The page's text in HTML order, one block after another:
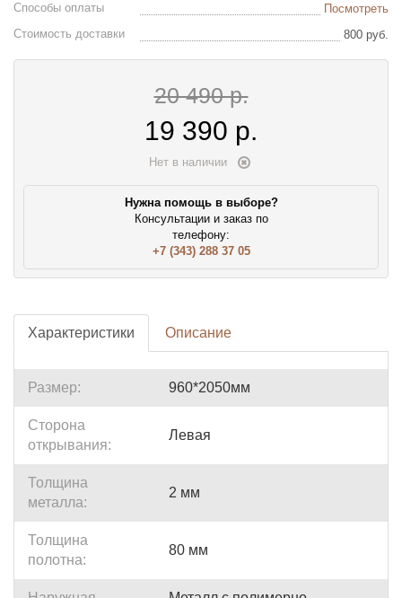
Способы оплаты
Посмотреть
Стоимость доставки
800 руб.
20 490 р.
19 390 р.
Нет в наличии
Нужна помощь в выборе?
Консультации и заказ по
телефону:
+7 (343) 288 37 05
Характеристики Описание
Размер: 960*2050мм
Сторона
открывания:
Левая
Толщина
металла:
2 мм
Толщина
полотна:
80 мм